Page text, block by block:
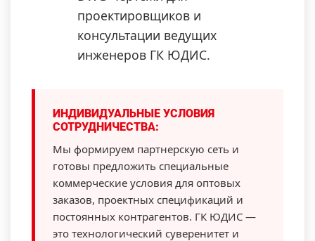
проектировщиков и
консультации ведущих
инженеров ГК ЮДИС.
ИНДИВИДУАЛЬНЫЕ УСЛОВИЯ
СОТРУДНИЧЕСТВА:
Мы формируем партнерскую сеть и
готовы предложить специальные
коммерческие условия для оптовых
заказов, проектных спецификаций и
постоянных контрагентов. ГК ЮДИС —
это технологический суверенитет и